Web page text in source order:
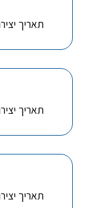
תאריך
תאריך
תאריך